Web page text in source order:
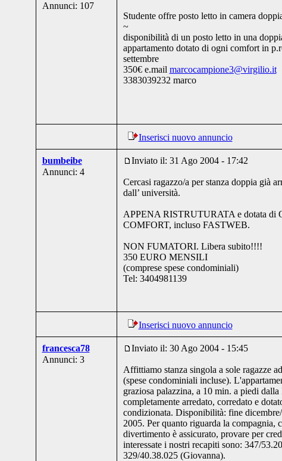
Annunci: 107
Studente offre posto letto in camera
~
disponibilità di un posto letto in una
appartamento dotato di ogni comfort in
settembre
350€ e.mail marcocampione3@virgilio.it
3383039232 marco
Inserisci nuovo annuncio
bumbeibe
Annunci: 4
Inviato il: 31 Ago 2004 - 17:42
Cercasi ragazzo/a per stanza doppia già
dall’ università.
APPENA RISTRUTURATA e dotata di
COMFORT, incluso FASTWEB.
NON FUMATORI. Libera subito!!!!
350 EURO MENSILI
(comprese spese condominiali)
Tel: 3404981139
Inserisci nuovo annuncio
francesca78
Annunci: 3
Inviato il: 30 Ago 2004 - 15:45
Affittiamo stanza singola a sole ragazze
(spese condominiali incluse).
graziosa palazzina, a 10 min. a piedi
completamente arredato, corredato e
condizionata. Disponibilità: fine
2005. Per quanto riguarda la compagnia,
divertimento è assicurato, provare per
interessate i nostri recapiti sono: 347/
329/40.38.025 (Giovanna).